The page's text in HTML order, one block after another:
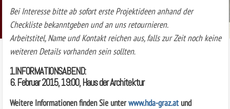
Bei Interesse bitte ab sofort erste Projektideen anhand der
Checkliste bekanntgeben und an uns retournieren.
Arbeitstitel, Name und Kontakt reichen aus, falls zur Zeit noch keine
weiteren Details vorhanden sein sollten.
1.INFORMATIONSABEND:
6. Februar 2015, 19:00, Haus der Architektur
Weitere Informationen finden Sie unterwww.hda-graz.atund